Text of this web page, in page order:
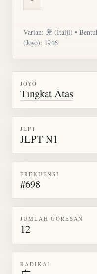
Varian: 废 (Itaiji) •
(Jōyō): 1946
JŌYŌ
Tingkat Atas
JLPT
JLPT N1
FREKUENSI
#698
JUMLAH GORESAN
12
RADIKAL